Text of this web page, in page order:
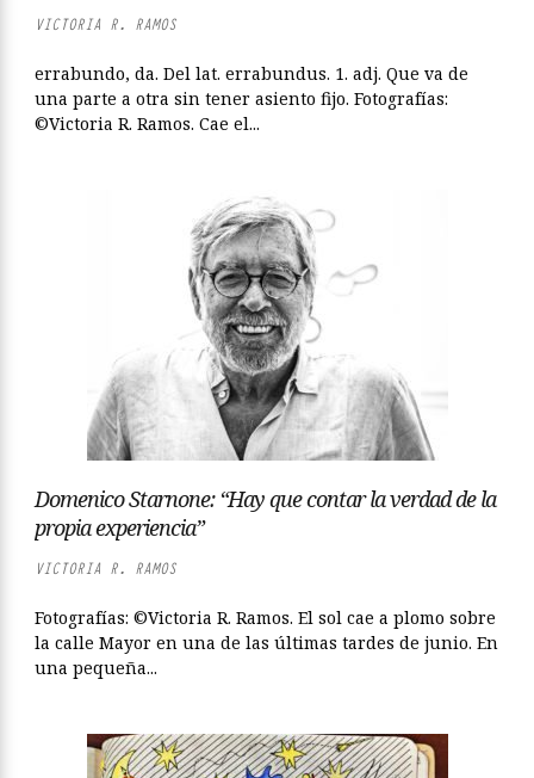
VICTORIA R. RAMOS
errabundo, da. Del lat. errabundus. 1. adj. Que va de
una parte a otra sin tener asiento fijo. Fotografías:
©Victoria R. Ramos. Cae el...
Domenico Starnone: “Hay que contar la verdad de la
propia experiencia”
VICTORIA R. RAMOS
Fotografías: ©Victoria R. Ramos. El sol cae a plomo sobre
la calle Mayor en una de las últimas tardes de junio. En
una pequeña...